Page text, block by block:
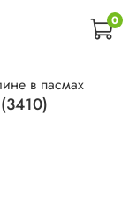
0
в пасмах